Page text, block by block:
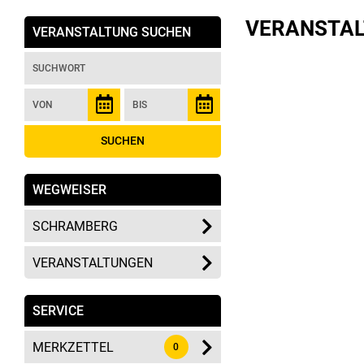
VERANSTALTUNG SUCHEN
WEGWEISER
SCHRAMBERG
VERANSTALTUNGEN
SERVICE
MERKZETTEL 0